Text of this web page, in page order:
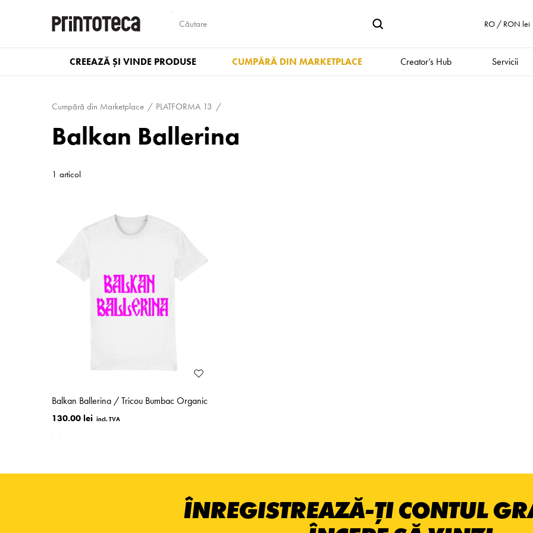
RO / RON lei
CREEAZĂ ȘI VINDE PRODUSE CUMPĂRĂ DIN MARKETPLACE Creator’s Hub Servicii
Cumpără din Marketplace PLATFORMA 13
Balkan Ballerina
1 articol
Balkan Ballerina / Tricou Bumbac Organic
130.00 lei
ÎNREGISTREAZĂ-ȚI CONTUL